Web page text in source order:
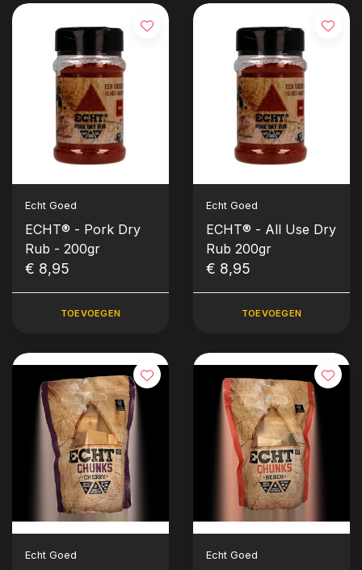
Echt Goed
ECHT® - Pork Dry
Rub - 200gr
€ 8,95
TOEVOEGEN
Echt Goed
ECHT® - All Use Dry
Rub 200gr
€ 8,95
TOEVOEGEN
Echt Goed Echt Goed